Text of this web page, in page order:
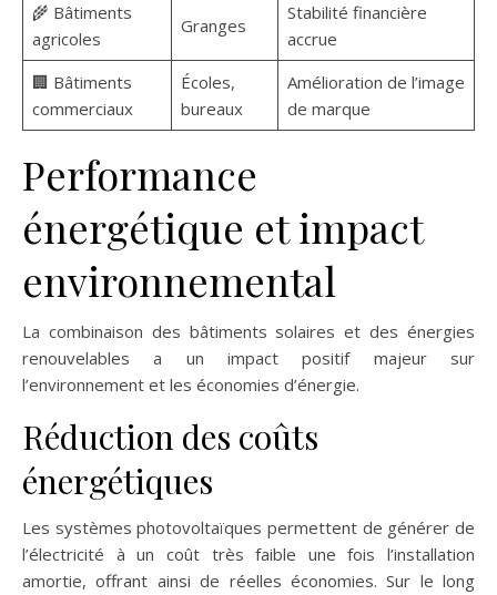
🌾 Bâtiments
agricoles
Granges
Stabilité financière
accrue
🏢 Bâtiments
commerciaux
Écoles,
bureaux
Amélioration de l’image
de marque
Performance
énergétique et impact
environnemental
La combinaison des bâtiments solaires et des énergies
renouvelables a un impact positif majeur sur
l’environnement et les économies d’énergie.
Réduction des coûts
énergétiques
Les systèmes photovoltaïques permettent de générer de
l’électricité à un coût très faible une fois l’installation
amortie, offrant ainsi de réelles économies. Sur le long